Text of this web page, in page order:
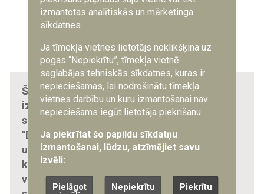
Apvienotais štābs
Šī izturība un taktiskais briedums spilgti
izpaudās starptautiskajās militārajajās
sacensībās Kosovā. Smagajā 28 kilometru
"DANCON March" distancē Elīna bija
uzstādījusi mērķi tikt uz pjedestāla. Lai gan
konkurentes sākumā aizskrēja pa priekšu,
viņa nepanikoja, turējās pie sava tempa un
izmantotas analītiskās un mārketinga
sīkdatnes.
Ja tīmekļa vietnes lietotājs noklikšķina uz
pogas “Nepiekrītu”, tīmekļa vietnē
saglabājas tehniskās sīkdatnes, kuras ir
nepieciešamas, lai nodrošinātu tīmekļa
vietnes darbību un kuru izmantošanai nav
nepieciešams iegūt lietotāja piekrišanu.
Ja piekrītat šo papildu sīkdatņu
izmantošanai, lūdzu, atzīmējiet savu
izvēli:
Pielāgot
Nepiekrītu Piekrītu